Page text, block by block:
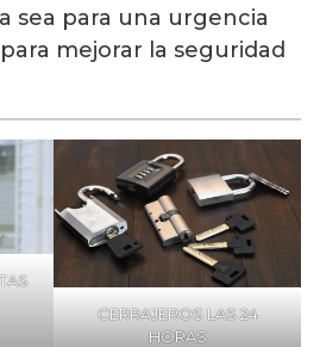
sea para una urgencia
mejorar la seguridad
CERRAJEROS LAS 24
HORAS